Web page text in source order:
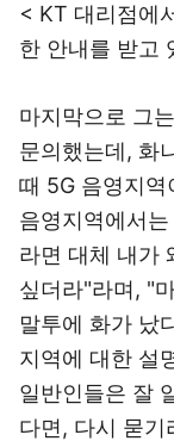
< KT 대리점에
한 안내를 받고
마지막으로 그
문의했는데, 화
때 5G 음영지
음영지역에서
라면 대체 내가
싶더라"라며, "
말투에 화가 났
지역에 대한 설
일반인들은 잘
다면, 다시 묻기